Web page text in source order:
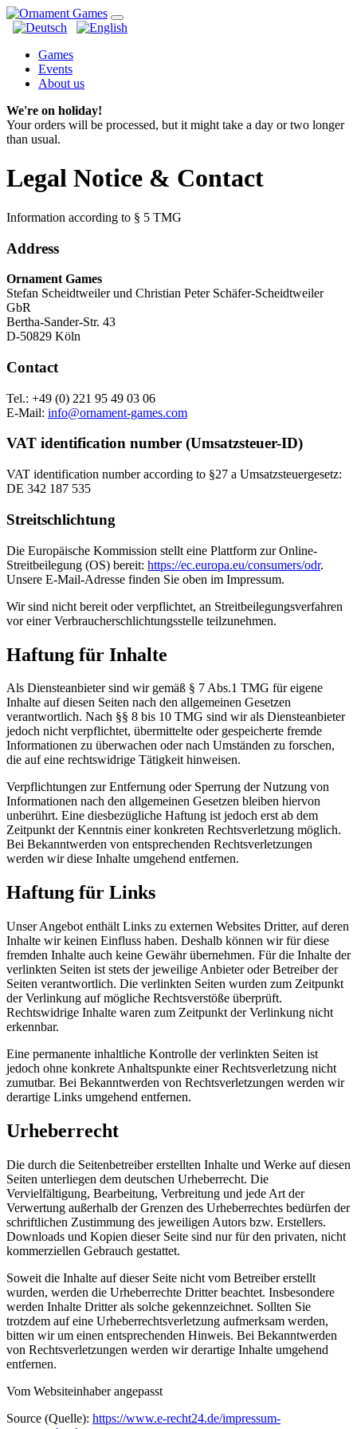
Games
Events
About us
We're on holiday!
Your orders will be processed, but it might take a day or two longer
than usual.
Legal Notice & Contact
Information according to § 5 TMG
Address
Ornament Games
Stefan Scheidtweiler und Christian Peter Schäfer-Scheidtweiler
GbR
Bertha-Sander-Str. 43
D-50829 Köln
Contact
Tel.: +49 (0) 221 95 49 03 06
E-Mail: info@ornament-games.com
VAT identification number (Umsatzsteuer-ID)
VAT identification number according to §27 a Umsatzsteuergesetz:
DE 342 187 535
Streitschlichtung
Die Europäische Kommission stellt eine Plattform zur Online-
Streitbeilegung (OS) bereit: https://ec.europa.eu/consumers/odr.
Unsere E-Mail-Adresse finden Sie oben im Impressum.
Wir sind nicht bereit oder verpflichtet, an Streitbeilegungsverfahren
vor einer Verbraucherschlichtungsstelle teilzunehmen.
Haftung für Inhalte
Als Diensteanbieter sind wir gemäß § 7 Abs.1 TMG für eigene
Inhalte auf diesen Seiten nach den allgemeinen Gesetzen
verantwortlich. Nach §§ 8 bis 10 TMG sind wir als Diensteanbieter
jedoch nicht verpflichtet, übermittelte oder gespeicherte fremde
Informationen zu überwachen oder nach Umständen zu forschen,
die auf eine rechtswidrige Tätigkeit hinweisen.
Verpflichtungen zur Entfernung oder Sperrung der Nutzung von
Informationen nach den allgemeinen Gesetzen bleiben hiervon
unberührt. Eine diesbezügliche Haftung ist jedoch erst ab dem
Zeitpunkt der Kenntnis einer konkreten Rechtsverletzung möglich.
Bei Bekanntwerden von entsprechenden Rechtsverletzungen
werden wir diese Inhalte umgehend entfernen.
Haftung für Links
Unser Angebot enthält Links zu externen Websites Dritter, auf deren
Inhalte wir keinen Einfluss haben. Deshalb können wir für diese
fremden Inhalte auch keine Gewähr übernehmen. Für die Inhalte der
verlinkten Seiten ist stets der jeweilige Anbieter oder Betreiber der
Seiten verantwortlich. Die verlinkten Seiten wurden zum Zeitpunkt
der Verlinkung auf mögliche Rechtsverstöße überprüft.
Rechtswidrige Inhalte waren zum Zeitpunkt der Verlinkung nicht
erkennbar.
Eine permanente inhaltliche Kontrolle der verlinkten Seiten ist
jedoch ohne konkrete Anhaltspunkte einer Rechtsverletzung nicht
zumutbar. Bei Bekanntwerden von Rechtsverletzungen werden wir
derartige Links umgehend entfernen.
Urheberrecht
Die durch die Seitenbetreiber erstellten Inhalte und Werke auf diesen
Seiten unterliegen dem deutschen Urheberrecht. Die
Vervielfältigung, Bearbeitung, Verbreitung und jede Art der
Verwertung außerhalb der Grenzen des Urheberrechtes bedürfen der
schriftlichen Zustimmung des jeweiligen Autors bzw. Erstellers.
Downloads und Kopien dieser Seite sind nur für den privaten, nicht
kommerziellen Gebrauch gestattet.
Soweit die Inhalte auf dieser Seite nicht vom Betreiber erstellt
wurden, werden die Urheberrechte Dritter beachtet. Insbesondere
werden Inhalte Dritter als solche gekennzeichnet. Sollten Sie
trotzdem auf eine Urheberrechtsverletzung aufmerksam werden,
bitten wir um einen entsprechenden Hinweis. Bei Bekanntwerden
von Rechtsverletzungen werden wir derartige Inhalte umgehend
entfernen.
Vom Websiteinhaber angepasst
Source (Quelle): https://www.e-recht24.de/impressum-